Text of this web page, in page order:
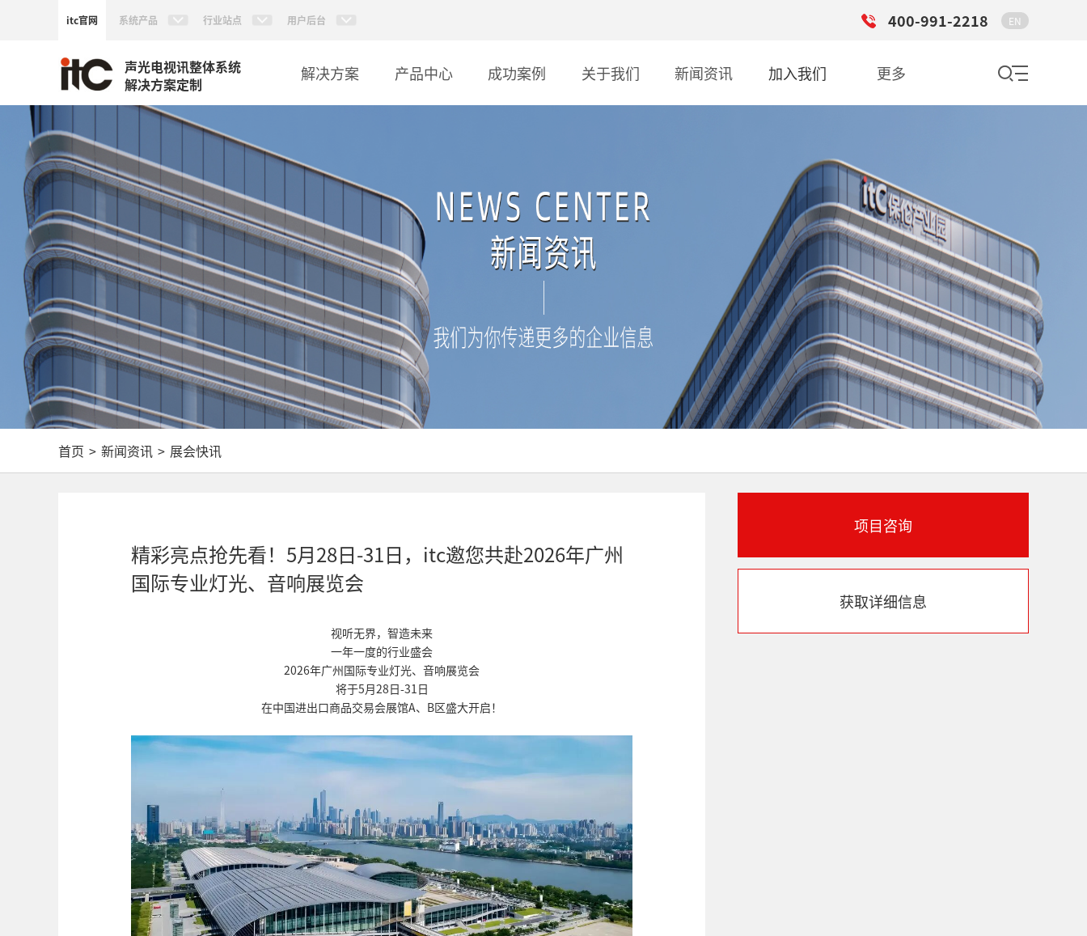
itc官网 系统产品 行业站点 用户后台 400-991-2218 EN
声光电视讯整体系统
解决方案定制
解决方案 产品中心 成功案例 关于我们 新闻资讯 加入我们 更多
首页 > 新闻资讯 > 展会快讯
精彩亮点抢先看！5月28日-31日，itc邀您共赴2026年广州
国际专业灯光、音响展览会
视听无界，智造未来
一年一度的行业盛会
2026年广州国际专业灯光、音响展览会
将于5月28日-31日
在中国进出口商品交易会展馆A、B区盛大开启！
项目咨询
获取详细信息